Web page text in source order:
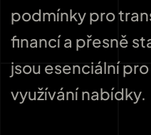
podmínky pro
financí a přesně
jsou esenciální
využívání nabídky.